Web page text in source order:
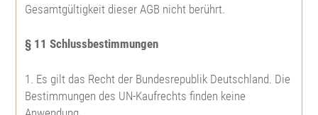
Gesamtgültigkeit dieser AGB nicht berührt.
§ 11 Schlussbestimmungen
1. Es gilt das Recht der Bundesrepublik Deutschland. Die
Bestimmungen des UN-Kaufrechts finden keine